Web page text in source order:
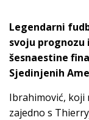
Legendarni
svoju
šesnaestine
Sjedinjenih
Ibrahimović, koji
zajedno s